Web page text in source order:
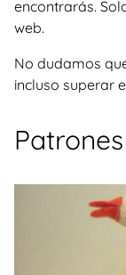
encontrarás.
web.
No dudamos
incluso superar